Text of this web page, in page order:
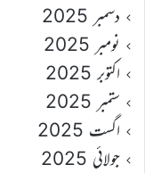
دسمبر 2025
نومبر 2025
اکتوبر 2025
ستمبر 2025
اگست 2025
جولائی 2025